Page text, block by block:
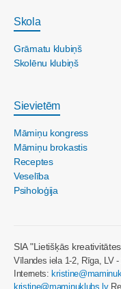
Skola
Grāmatu klubiņš
Skolēnu klubiņš
Sievietēm
Māmiņu kongress
Māmiņu brokastis
Receptes
Veselība
Psiholoģija
SIA "Lietišķās
Vīlandes iela 1-2, Rīga, LV
Internets:
kristine@maminuklubs.lv